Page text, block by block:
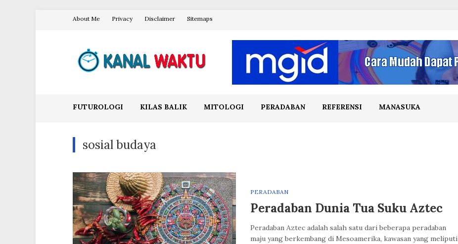
About Me Privacy Disclaimer Sitemaps
FUTUROLOGI KILAS BALIK MITOLOGI PERADABAN REFERENSI MANASUKA
sosial budaya
PERADABAN
Peradaban Dunia Tua Suku Aztec
Peradaban Aztec adalah salah satu dari beberapa peradaban
maju yang berkembang di Mesoamerika, kawasan yang meliputi